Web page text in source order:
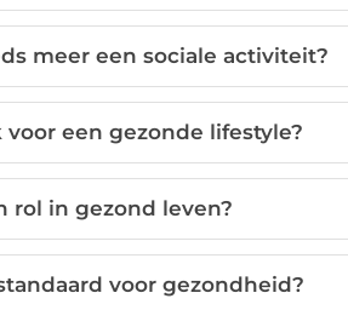
meer een sociale activiteit?
een gezonde lifestyle?
rol in gezond leven?
voor gezondheid?